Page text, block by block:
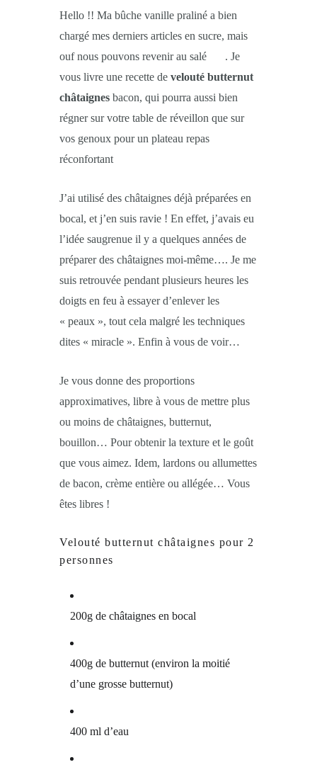
Hello !! Ma bûche vanille praliné a bien
chargé mes derniers articles en sucre, mais
ouf nous pouvons revenir au salé
. Je
vous livre une recette de velouté butternut
châtaignes bacon, qui pourra aussi bien
régner sur votre table de réveillon que sur
vos genoux pour un plateau repas
réconfortant
J’ai utilisé des châtaignes déjà préparées en
bocal, et j’en suis ravie ! En effet, j’avais eu
l’idée saugrenue il y a quelques années de
préparer des châtaignes moi-même…. Je me
suis retrouvée pendant plusieurs heures les
doigts en feu à essayer d’enlever les
« peaux », tout cela malgré les techniques
dites « miracle ». Enfin à vous de voir…
Je vous donne des proportions
approximatives, libre à vous de mettre plus
ou moins de châtaignes, butternut,
bouillon… Pour obtenir la texture et le goût
que vous aimez. Idem, lardons ou allumettes
de bacon, crème entière ou allégée… Vous
êtes libres !
Velouté butternut châtaignes pour 2
personnes
200g de châtaignes en bocal
400g de butternut (environ la moitié
d’une grosse butternut)
400 ml d’eau